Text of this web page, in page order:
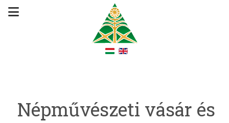
Népművészeti vásár és